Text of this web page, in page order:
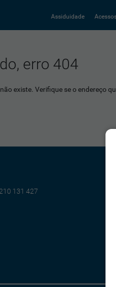
Assiduidade
erro 404
existe. Verifique se o endereço
131 427